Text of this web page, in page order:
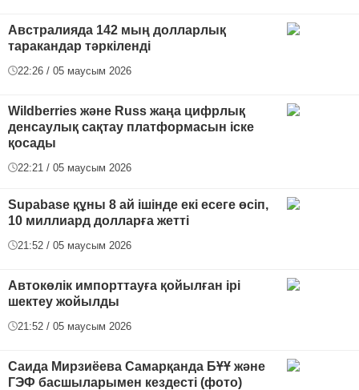
Австралияда 142 мың долларлық
таракандар тәркіленді
22:26 / 05 маусым 2026
Wildberries және Russ жаңа цифрлық
денсаулық сақтау платформасын іске
қосады
22:21 / 05 маусым 2026
Supabase құны 8 ай ішінде екі есеге өсіп,
10 миллиард долларға жетті
21:52 / 05 маусым 2026
Автокөлік импорттауға қойылған ірі
шектеу жойылды
21:52 / 05 маусым 2026
Саида Мирзиёева Самарқанда БҰҰ және
ГЭФ басшыларымен кездесті (фото)